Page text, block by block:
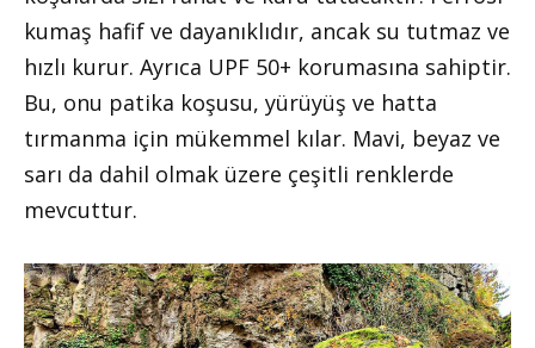
kumaş hafif ve dayanıklıdır, ancak su tutmaz ve
hızlı kurur. Ayrıca UPF 50+ korumasına sahiptir.
Bu, onu patika koşusu, yürüyüş ve hatta
tırmanma için mükemmel kılar. Mavi, beyaz ve
sarı da dahil olmak üzere çeşitli renklerde
mevcuttur.